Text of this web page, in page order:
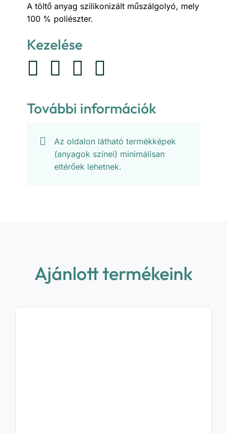
A töltő anyag szilikonizált műszálgolyó, mely
100 % poliészter.
Kezelése
További információk
Az oldalon látható termékképek
(anyagok színei) minimálisan
eltérőek lehetnek.
Ajánlott termékeink